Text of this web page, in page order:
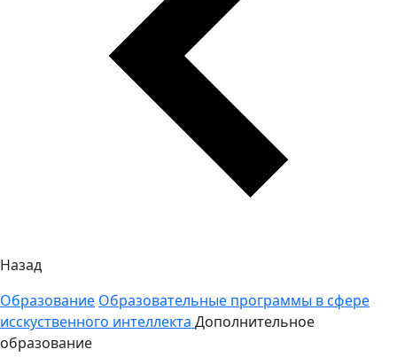
Назад
Образование Образовательные программы в сфере
исскуственного интеллекта Дополнительное
образование